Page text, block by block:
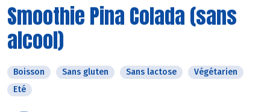
Smoothie Pina Colada (sans
alcool)
Boisson Sans gluten Sans lactose
Végétarien
Eté